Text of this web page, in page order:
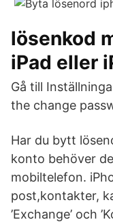
lösenkod
iPad eller
Gå till
the change
Har du bytt
konto behöver
mobiltelefon.
post,kontakter,
’Exchange’ och